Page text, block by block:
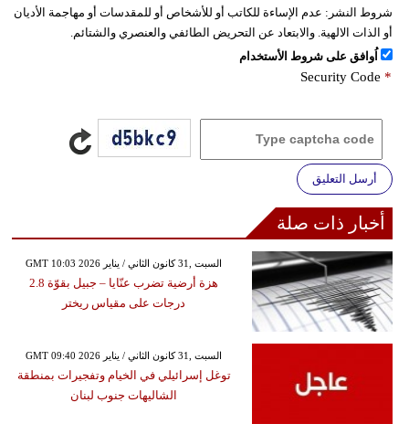
شروط النشر: عدم الإساءة للكاتب أو للأشخاص أو للمقدسات أو مهاجمة الأديان
أو الذات الالهية. والابتعاد عن التحريض الطائفي والعنصري والشتائم.
اُوافق على شروط الأستخدام
Security Code *
أرسل التعليق
أخبار ذات صلة
GMT 10:03 2026 السبت ,31 كانون الثاني / يناير
هزة أرضية تضرب عنّايا – جبيل بقوّة 2.8
درجات على مقياس ريختر
GMT 09:40 2026 السبت ,31 كانون الثاني / يناير
توغل إسرائيلي في الخيام وتفجيرات بمنطقة
الشاليهات جنوب لبنان